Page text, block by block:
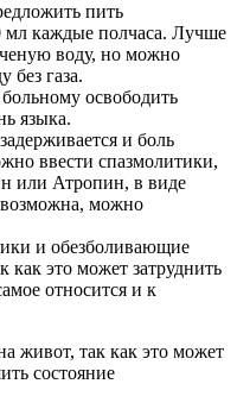
пить
каждые полчаса. Лучше
воду, но можно
без газа.
освободить
языка.
и боль
ввести спазмолитики,
или Атропин, в виде
можно
и обезболивающие
как это может затруднить
относится и к
живот, так как это может
состояние